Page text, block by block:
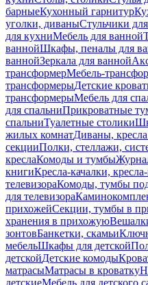
барныеКухонный гарнитур
уголки, диваныСтульчики
для кухниМебель для ванной
ваннойШкафы, пеналы для
ваннойЗеркала для ванной
трансформерМебель-
трансформерыДетские
трансформерыМебель для
для спальниПрикроватные
спальниТуалетные столики
жилых комнатДиваны,
секцииПолки, стеллажи,
креслаКомоды и тумбы
книгиКресла-качалки,
телевизораКомоды, тумбы
для телевизора
прихожейСекции, тумбы в
хранения в прихожую
зонтовБанкетки, скамьи
мебельШкафы для детской
детскойДетские комоды
матрасыМатрасы в кроватку
детскиеМебель для детского